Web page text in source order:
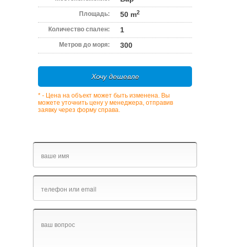
Площадь: 50 m2
Количество спален: 1
Метров до моря: 300
Хочу дешевле
* - Цена на объект может быть изменена. Вы
можете уточнить цену у менеджера, отправив
заявку через форму справа.